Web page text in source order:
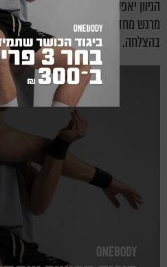
הגיוון יאפשר לכם לאתגר את הגוף
מרגש מחדש לנסות דברים חדשים
בהצלחה.